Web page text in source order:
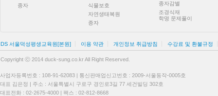
종자
식물보호
자연생태복원
종자
종자감별
조경식재
학명 문제풀이
DS 서울덕성평생교육원[본원] 이용 약관 개인정보 취급방침 수강료 및 환불규정
Copyright ⓒ 2014 duck-sung.co.kr All Right Reserved.
사업자등록번호 : 108-91-62083 | 통신판매업신고번호 : 2009-서울동작-0005호
대표 김은정 | 주소 : 서울특별시 구로구 경인로3길 77 세건빌딩 302호
대표전화 : 02-2675-4000 | 팩스 : 02-812-8668